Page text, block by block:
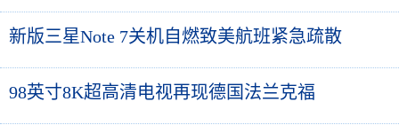
新版三星Note 7关机自燃致美航班紧急疏散
98英寸8K超高清电视再现德国法兰克福